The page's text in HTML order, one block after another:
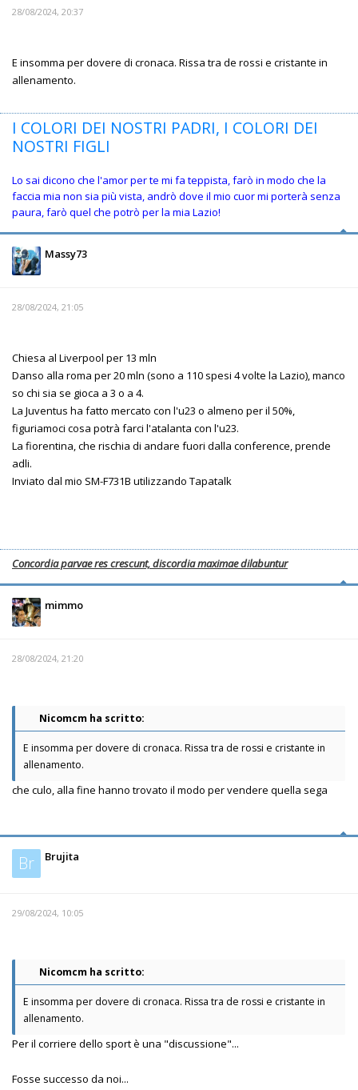
28/08/2024, 20:37
E insomma per dovere di cronaca. Rissa tra de rossi e cristante in
allenamento.
I COLORI DEI NOSTRI PADRI, I COLORI DEI
NOSTRI FIGLI
Lo sai dicono che l'amor per te mi fa teppista, farò in modo che la
faccia mia non sia più vista, andrò dove il mio cuor mi porterà senza
paura, farò quel che potrò per la mia Lazio!
Massy73
28/08/2024, 21:05
Chiesa al Liverpool per 13 mln
Danso alla roma per 20 mln (sono a 110 spesi 4 volte la Lazio), manco
so chi sia se gioca a 3 o a 4.
La Juventus ha fatto mercato con l'u23 o almeno per il 50%,
figuriamoci cosa potrà farci l'atalanta con l'u23.
La fiorentina, che rischia di andare fuori dalla conference, prende
adli.
Inviato dal mio SM-F731B utilizzando Tapatalk
Concordia parvae res crescunt, discordia maximae dilabuntur
mimmo
28/08/2024, 21:20
Nicomcm ha scritto:
E insomma per dovere di cronaca. Rissa tra de rossi e cristante in
allenamento.
che culo, alla fine hanno trovato il modo per vendere quella sega
Br Brujita
29/08/2024, 10:05
Nicomcm ha scritto:
E insomma per dovere di cronaca. Rissa tra de rossi e cristante in
allenamento.
Per il corriere dello sport è una "discussione"...
Fosse successo da noi...